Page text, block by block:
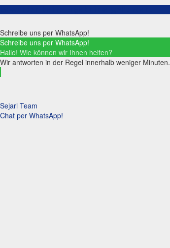
Schreibe uns per WhatsApp!
Schreibe uns per WhatsApp!
Hallo! Wie können wir Ihnen helfen?
Wir antworten in der Regel innerhalb weniger Minuten.
Sejari Team
Chat per WhatsApp!